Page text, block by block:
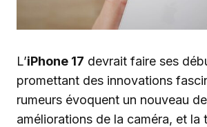
L’iPhone 17 devrait faire ses
promettant des innovations
rumeurs évoquent un nouveau
améliorations de la caméra, et la